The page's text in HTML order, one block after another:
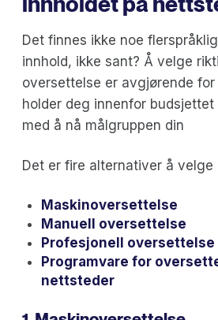
Det finnes ikke noe
innhold, ikke sant? Å velge
oversettelse er avgjørende
holder deg innenfor budsjettet
med å nå målgruppen din
Det er fire alternativer å velge
Maskinoversettelse
Manuell oversettelse
Profesjonell oversettelse
Programvare for
nettsteder